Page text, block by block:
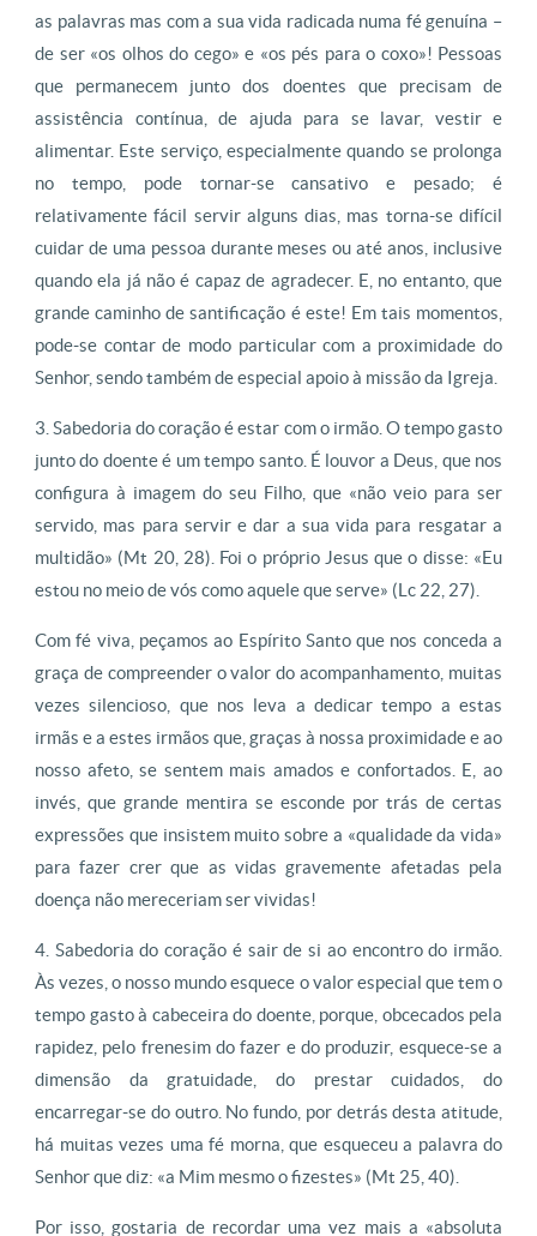
as palavras mas com a sua vida radicada numa fé genuína –
de ser «os olhos do cego» e «os pés para o coxo»! Pessoas
que permanecem junto dos doentes que precisam de
assistência contínua, de ajuda para se lavar, vestir e
alimentar. Este serviço, especialmente quando se prolonga
no tempo, pode tornar-se cansativo e pesado; é
relativamente fácil servir alguns dias, mas torna-se difícil
cuidar de uma pessoa durante meses ou até anos, inclusive
quando ela já não é capaz de agradecer. E, no entanto, que
grande caminho de santificação é este! Em tais momentos,
pode-se contar de modo particular com a proximidade do
Senhor, sendo também de especial apoio à missão da Igreja.
3. Sabedoria do coração é estar com o irmão. O tempo gasto
junto do doente é um tempo santo. É louvor a Deus, que nos
configura à imagem do seu Filho, que «não veio para ser
servido, mas para servir e dar a sua vida para resgatar a
multidão» (Mt 20, 28). Foi o próprio Jesus que o disse: «Eu
estou no meio de vós como aquele que serve» (Lc 22, 27).
Com fé viva, peçamos ao Espírito Santo que nos conceda a
graça de compreender o valor do acompanhamento, muitas
vezes silencioso, que nos leva a dedicar tempo a estas
irmãs e a estes irmãos que, graças à nossa proximidade e ao
nosso afeto, se sentem mais amados e confortados. E, ao
invés, que grande mentira se esconde por trás de certas
expressões que insistem muito sobre a «qualidade da vida»
para fazer crer que as vidas gravemente afetadas pela
doença não mereceriam ser vividas!
4. Sabedoria do coração é sair de si ao encontro do irmão.
Às vezes, o nosso mundo esquece o valor especial que tem o
tempo gasto à cabeceira do doente, porque, obcecados pela
rapidez, pelo frenesim do fazer e do produzir, esquece-se a
dimensão da gratuidade, do prestar cuidados, do
encarregar-se do outro. No fundo, por detrás desta atitude,
há muitas vezes uma fé morna, que esqueceu a palavra do
Senhor que diz: «a Mim mesmo o fizestes» (Mt 25, 40).
Por isso, gostaria de recordar uma vez mais a «absoluta